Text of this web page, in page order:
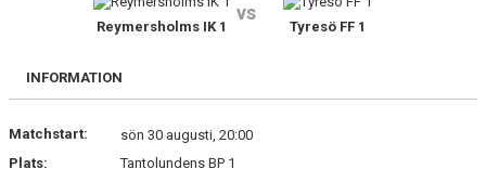
Reymersholms IK 1
vs
Tyresö FF 1
INFORMATION
Matchstart:
sön 30 augusti, 20:00
Plats:
Tantolundens BP 1